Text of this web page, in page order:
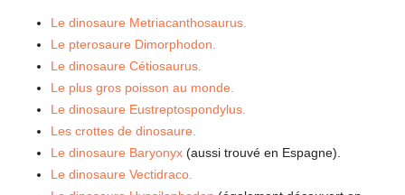
Le dinosaure Metriacanthosaurus.
Le pterosaure Dimorphodon.
Le dinosaure Cétiosaurus.
Le plus gros poisson au monde.
Le dinosaure Eustreptospondylus.
Les crottes de dinosaure.
Le dinosaure Baryonyx (aussi trouvé en Espagne).
Le dinosaure Vectidraco.